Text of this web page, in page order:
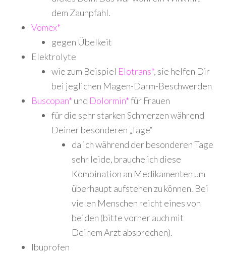
dem Zaunpfahl.
Vomex*
gegen Übelkeit
Elektrolyte
wie zum Beispiel Elotrans*, sie helfen Dir
bei jeglichen Magen-Darm-Beschwerden
Buscopan* und Dolormin*für Frauen
für die sehr starken Schmerzen während
Deiner besonderen „Tage“
da ich während der besonderen Tage
sehr leide, brauche ich diese
Kombination an Medikamenten um
überhaupt aufstehen zu können. Bei
vielen Menschen reicht eines von
beiden (bitte vorher auch mit
Deinem Arzt absprechen).
Ibuprofen